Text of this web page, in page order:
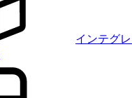
インテグ